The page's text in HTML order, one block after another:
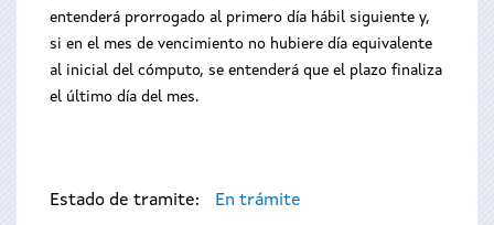
entenderá prorrogado al primero día hábil siguiente y,
si en el mes de vencimiento no hubiere día equivalente
al inicial del cómputo, se entenderá que el plazo finaliza
el último día del mes.
Estado de tramite: En trámite